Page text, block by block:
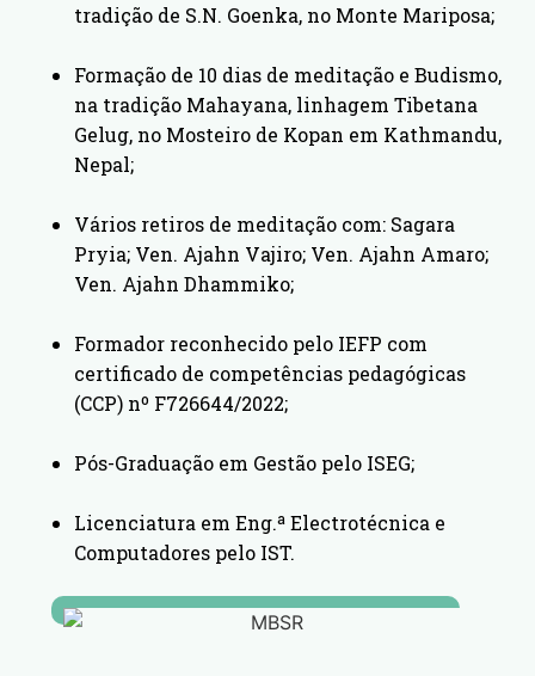
tradição de S.N. Goenka, no Monte Mariposa;
Formação de 10 dias de meditação e Budismo,
na tradição Mahayana, linhagem Tibetana
Gelug, no Mosteiro de Kopan em Kathmandu,
Nepal;
Vários retiros de meditação com: Sagara
Pryia; Ven. Ajahn Vajiro; Ven. Ajahn Amaro;
Ven. Ajahn Dhammiko;
Formador reconhecido pelo IEFP com
certificado de competências pedagógicas
(CCP) nº F726644/2022;
Pós-Graduação em Gestão pelo ISEG;
Licenciatura em Eng.ª Electrotécnica e
Computadores pelo IST.